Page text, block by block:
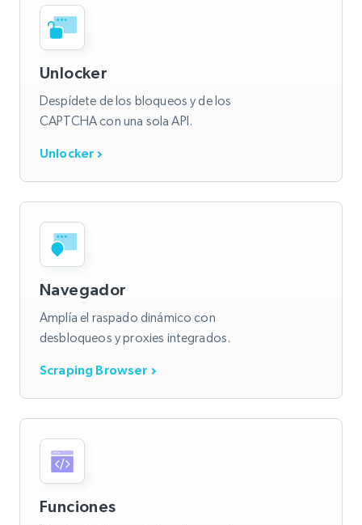
Unlocker
Despídete de los bloqueos y de los
CAPTCHA con una sola API.
Unlocker
Navegador
Amplía el raspado dinámico con
desbloqueos y proxies integrados.
Scraping Browser
Funciones